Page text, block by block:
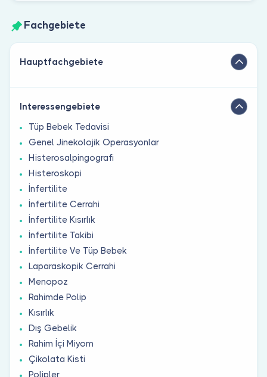
Fachgebiete
Hauptfachgebiete
Interessengebiete
Tüp Bebek Tedavisi
Genel Jinekolojik Operasyonlar
Histerosalpingografi
Histeroskopi
İnfertilite
İnfertilite Cerrahi
İnfertilite Kısırlık
İnfertilite Takibi
İnfertilite Ve Tüp Bebek
Laparaskopik Cerrahi
Menopoz
Rahimde Polip
Kısırlık
Dış Gebelik
Rahim İçi Miyom
Çikolata Kisti
Polipler